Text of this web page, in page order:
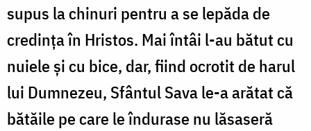
supus la chinuri pentru a se lepăda de
credinţa în Hristos. Mai întâi l-au bătut cu
nuiele şi cu bice, dar, fiind ocrotit de harul
lui Dumnezeu, Sfântul Sava le-a arătat că
bătăile pe care le îndurase nu lăsaseră